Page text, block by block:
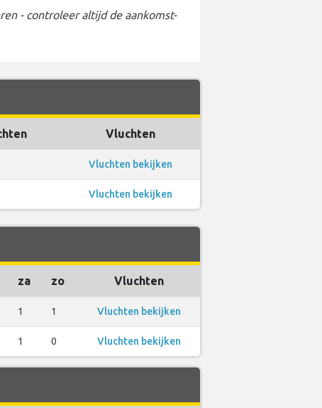
- controleer altijd de aankomst-
Vluchten
Vluchten bekijken
Vluchten bekijken
za zo Vluchten
1 1 Vluchten bekijken
1 0 Vluchten bekijken